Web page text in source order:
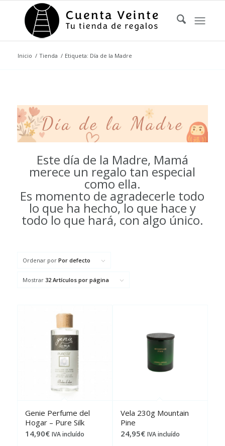
Inicio / Tienda / Etiqueta: Día de la Madre
Este día de la Madre, Mamá
merece un regalo tan especial
como ella.
Es momento de agradecerle todo
lo que ha hecho, lo que hace y
todo lo que hará, con algo único.
Ordenar por Por defecto
Mostrar 32 Artículos por página
Genie Perfume del
Hogar – Pure Silk
14,90€ IVA incluído
Vela 230g Mountain
Pine
24,95€ IVA incluído